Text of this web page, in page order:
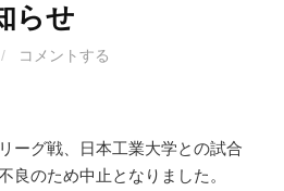
らせ
/ コメントする
ーグ戦、日本工業大学との試合
良のため中止となりました。